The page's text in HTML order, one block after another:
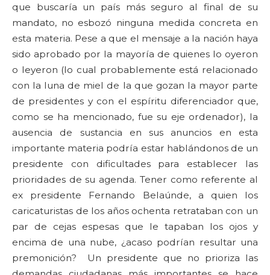
que buscaría un país más seguro al final de su
mandato, no esbozó ninguna medida concreta en
esta materia. Pese a que el mensaje a la nación haya
sido aprobado por la mayoría de quienes lo oyeron
o leyeron (lo cual probablemente está relacionado
con la luna de miel de la que gozan la mayor parte
de presidentes y con el espíritu diferenciador que,
como se ha mencionado, fue su eje ordenador), la
ausencia de sustancia en sus anuncios en esta
importante materia podría estar hablándonos de un
presidente con dificultades para establecer las
prioridades de su agenda. Tener como referente al
ex presidente Fernando Belaúnde, a quien los
caricaturistas de los años ochenta retrataban con un
par de cejas espesas que le tapaban los ojos y
encima de una nube, ¿acaso podrían resultar una
premonición? Un presidente que no prioriza las